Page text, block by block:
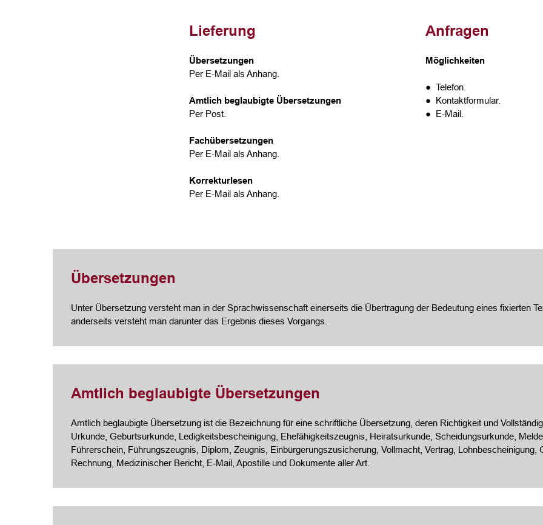
Lieferung
Übersetzungen
Per E-Mail als Anhang.
Amtlich beglaubigte Übersetzungen
Per Post.
Fachübersetzungen
Per E-Mail als Anhang.
Korrekturlesen
Per E-Mail als Anhang.
Anfragen
Möglichkeiten
● Telefon.
● Kontaktformular.
● E-Mail.
Übersetzungen
Unter Übersetzung versteht man in der Sprachwissenschaft einerseits die Übertragung der Bedeutung eines fixierten
anderseits versteht man darunter das Ergebnis dieses Vorgangs.
Amtlich beglaubigte Übersetzungen
Amtlich beglaubigte Übersetzung ist die Bezeichnung für eine schriftliche Übersetzung, deren Richtigkeit und
Urkunde, Geburtsurkunde, Ledigkeitsbescheinigung, Ehefähigkeitszeugnis, Heiratsurkunde, Scheidungsurkunde,
Führerschein, Führungszeugnis, Diplom, Zeugnis, Einbürgerungszusicherung, Vollmacht, Vertrag, Lohnbescheinigung,
Rechnung, Medizinischer Bericht, E-Mail, Apostille und Dokumente aller Art.